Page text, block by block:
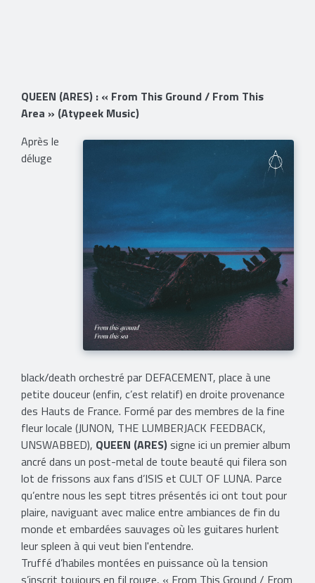
QUEEN (ARES) : « From This Ground / From This
Area » (Atypeek Music)
Après le
déluge
black/death orchestré par DEFACEMENT, place à une
petite douceur (enfin, c’est relatif) en droite provenance
des Hauts de France. Formé par des membres de la fine
fleur locale (JUNON, THE LUMBERJACK FEEDBACK,
UNSWABBED), QUEEN (ARES)signe ici un premier album
ancré dans un post-metal de toute beauté qui filera son
lot de frissons aux fans d’ISIS et CULT OF LUNA. Parce
qu’entre nous les sept titres présentés ici ont tout pour
plaire, naviguant avec malice entre ambiances de fin du
monde et embardées sauvages où les guitares hurlent
leur spleen à qui veut bien l'entendre.
Truffé d’habiles montées en puissance où la tension